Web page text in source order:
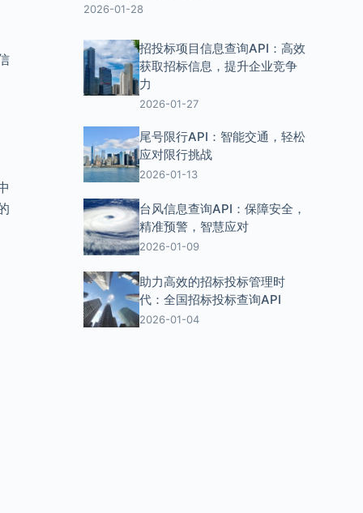
2026-01-28
招投标项目信息查询API：高效
获取招标信息，提升企业竞争
力
2026-01-27
尾号限行API：智能交通，轻松
应对限行挑战
2026-01-13
台风信息查询API：保障安全，
精准预警，智慧应对
2026-01-09
助力高效的招标投标管理时
代：全国招标投标查询API
2026-01-04